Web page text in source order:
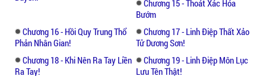
Chương 15 - Thoát Xác Hóa
Bướm
Chương 16 - Hồi Quy Trung Thổ
Phản Nhân Gian!
Chương 17 - Linh Điệp Thất Xảo
Tử Dương Sơn!
Chương 18 - Khi Nên Ra Tay Liền
Ra Tay!
Chương 19 - Linh Điệp Môn Lục
Lưu Tên Thật!